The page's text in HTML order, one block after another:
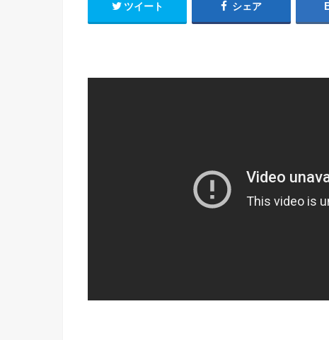
ツイート シェア